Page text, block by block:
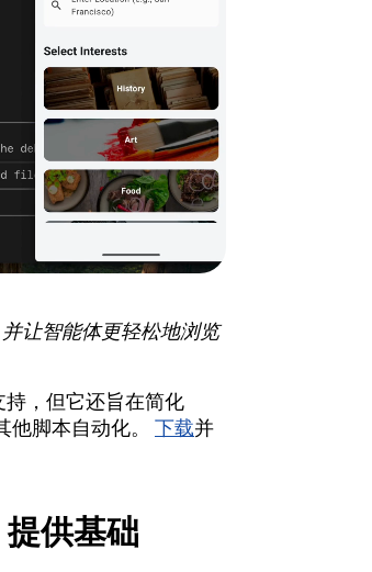
让智能体更轻松地浏览
，但它还旨在简化
脚本自动化。 下载并
供基础